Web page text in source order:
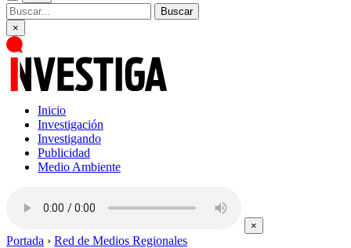
Buscar
×
Inicio
Investigación
Investigando
Publicidad
Medio Ambiente
×
Portada › Red de Medios Regionales